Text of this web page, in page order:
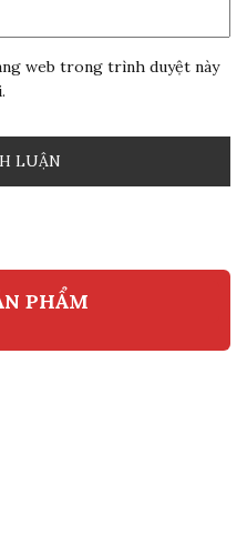
web trong trình duyệt này
PHẨM